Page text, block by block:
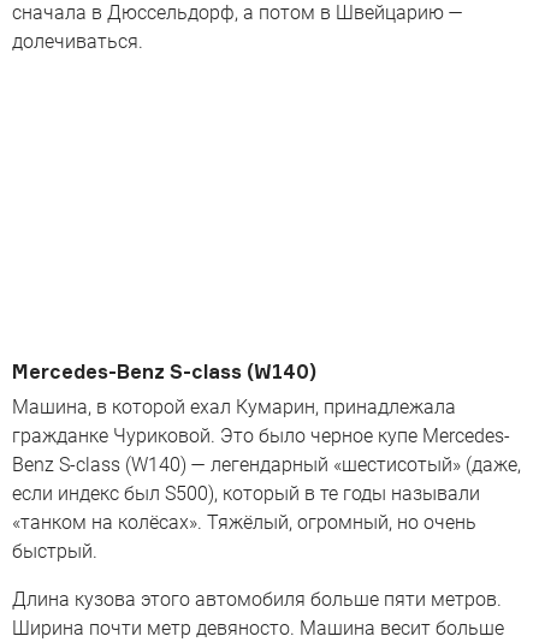
сначала в Дюссельдорф, а потом в Швейцарию —
долечиваться.
Mercedes-Benz S-class (W140)
Машина, в которой ехал Кумарин, принадлежала
гражданке Чуриковой. Это было черное купе Mercedes-
Benz S-class (W140) — легендарный «шестисотый» (даже,
если индекс был S500), который в те годы называли
«танком на колёсах». Тяжёлый, огромный, но очень
быстрый.
Длина кузова этого автомобиля больше пяти метров.
Ширина почти метр девяносто. Машина весит больше